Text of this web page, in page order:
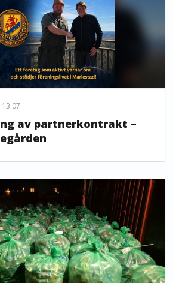
13:07
av partnerkontrakt –